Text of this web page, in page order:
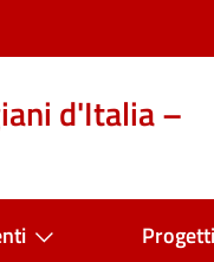
d'Italia –